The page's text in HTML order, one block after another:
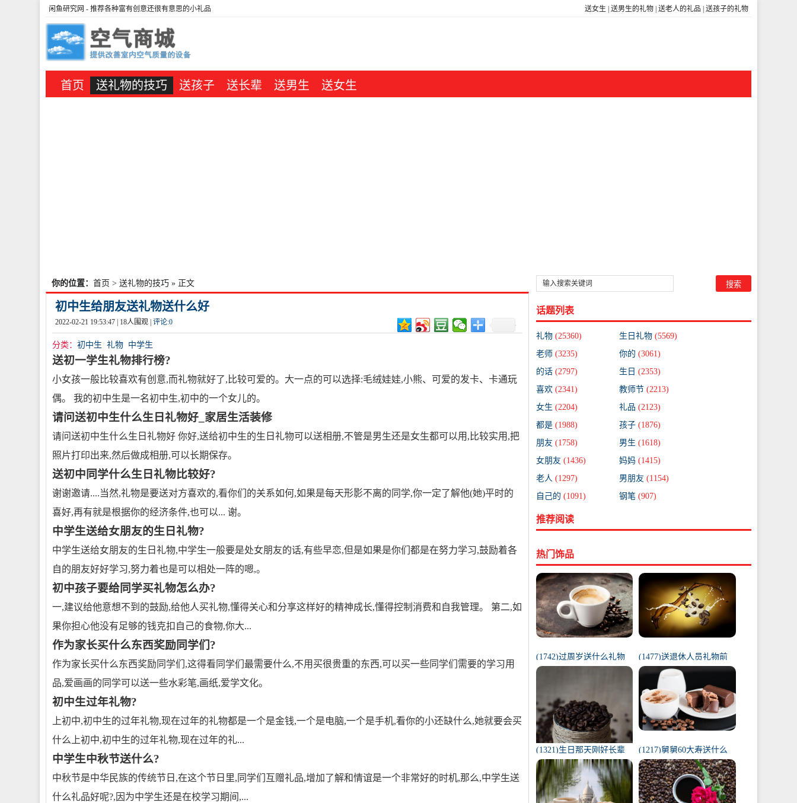
送女生 送男生的礼物 送老人的礼品 送孩子的礼物
闲鱼研究网 - 推荐各种富有创意还很有意思的小礼品
首页 送礼物的技巧 送孩子 送长辈 送男生 送女生
你的位置： 首页 > 送礼物的技巧 » 正文
初中生给朋友送礼物送什么好
2022-02-21 19:53:47 | 18人围观 | 评论:0
分类： 初中生 礼物 中学生
送初一学生礼物排行榜?
小女孩一般比较喜欢有创意,而礼物就好了,比较可爱的。大一点的可以选择:毛绒娃娃,小熊、可爱的发卡、卡通玩
偶。 我的初中生是一名初中生,初中的一个女儿的。
请问送初中生什么生日礼物好_家居生活装修
请问送初中生什么生日礼物好 你好,送给初中生的生日礼物可以送相册,不管是男生还是女生都可以用,比较实用,把
照片打印出来,然后做成相册,可以长期保存。
送初中同学什么生日礼物比较好?
谢谢邀请....当然,礼物是要送对方喜欢的,看你们的关系如何,如果是每天形影不离的同学,你一定了解他(她)平时的
喜好,再有就是根据你的经济条件,也可以... 谢。
中学生送给女朋友的生日礼物?
中学生送给女朋友的生日礼物,中学生一般要是处女朋友的话,有些早恋,但是如果是你们都是在努力学习,鼓励着各
自的朋友好好学习,努力着也是可以相处一阵的嗯,。
初中孩子要给同学买礼物怎么办?
一,建议给他意想不到的鼓励,给他人买礼物,懂得关心和分享这样好的精神成长,懂得控制消费和自我管理。 第二,如
果你担心他没有足够的钱克扣自己的食物,你大...
作为家长买什么东西奖励同学们?
作为家长买什么东西奖励同学们,这得看同学们最需要什么,不用买很贵重的东西,可以买一些同学们需要的学习用
品,爱画画的同学可以送一些水彩笔,画纸,爱学文化。
初中生过年礼物?
上初中,初中生的过年礼物,现在过年的礼物都是一个是金钱,一个是电脑,一个是手机,看你的小还缺什么,她就要会买
什么上初中,初中生的过年礼物,现在过年的礼...
中学生中秋节送什么?
中秋节是中华民族的传统节日,在这个节日里,同学们互赠礼品,增加了解和情谊是一个非常好的时机,那么,中学生送
什么礼品好呢?,因为中学生还是在校学习期间,...
话题列表
礼物 (25360) 生日礼物 (5569)
老师 (3235) 你的 (3061)
的话 (2797) 生日 (2353)
喜欢 (2341) 教师节 (2213)
女生 (2204) 礼品 (2123)
都是 (1988) 孩子 (1876)
朋友 (1758) 男生 (1618)
女朋友 (1436) 妈妈 (1415)
老人 (1297) 男朋友 (1154)
自己的 (1091) 钢笔 (907)
推荐阅读
热门饰品
(1742)过周岁送什么礼物
好（1岁宝宝礼物排行榜）
(1477)送退休人员礼物前
十件排名（工会退休纪念
品范围）
(1321)生日那天刚好长辈
去世（父亲在我生日去世
意味着）
(1217)舅舅60大寿送什么
礼物（舅舅60岁十大最佳
礼物排行榜）